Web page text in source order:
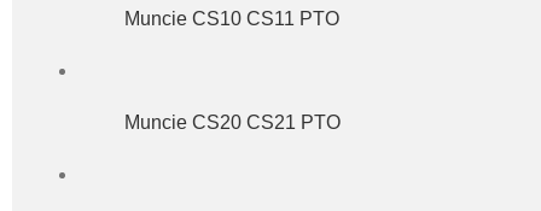
Muncie CS10 CS11 PTO
Muncie CS20 CS21 PTO